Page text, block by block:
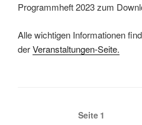
Programmheft 2023 zum
Alle wichtigen Informationen
derVeranstaltungen-Seite.
Seite 1